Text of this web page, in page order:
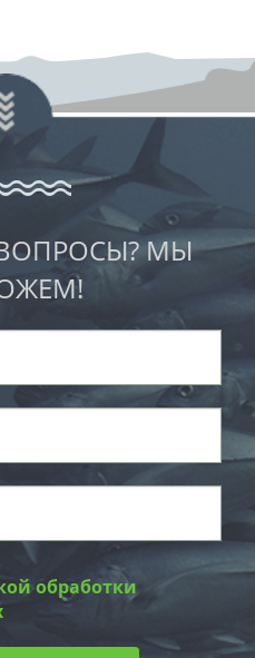
МЫ
обработки